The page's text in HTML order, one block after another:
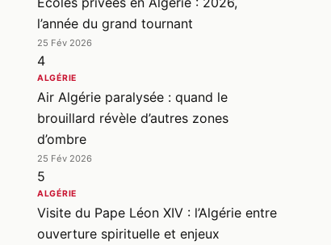
l’année du grand tournant
25 Fév 2026
4
ALGÉRIE
Air Algérie paralysée : quand le
brouillard révèle d’autres zones
d’ombre
25 Fév 2026
5
ALGÉRIE
Visite du Pape Léon XIV : l’Algérie entre
ouverture spirituelle et enjeux